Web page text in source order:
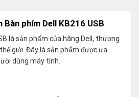
Bàn phím Dell KB216 USB
là sản phẩm của hãng Dell, thương
giới. Đây là sản phẩm được ưa
dùng máy tính.